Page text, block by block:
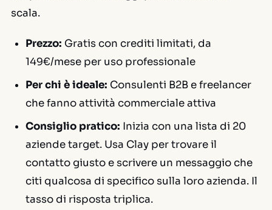
scala.
Prezzo: Gratis con crediti limitati, da
149€/mese per uso professionale
Per chi è ideale: Consulenti B2B e freelancer
che fanno attività commerciale attiva
Consiglio pratico: Inizia con una lista di 20
aziende target. Usa Clay per trovare il
contatto giusto e scrivere un messaggio che
citi qualcosa di specifico sulla loro azienda. Il
tasso di risposta triplica.